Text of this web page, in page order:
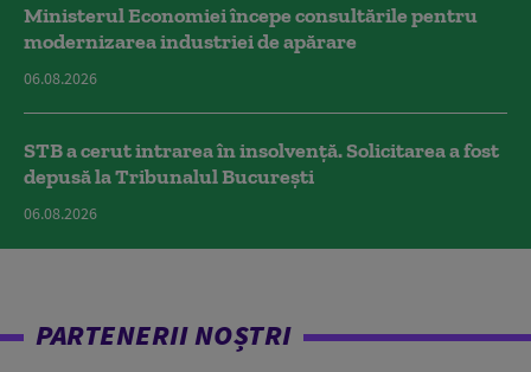
Ministerul Economiei începe consultările pentru
modernizarea industriei de apărare
06.08.2026
STB a cerut intrarea în insolvență. Solicitarea a fost
depusă la Tribunalul București
06.08.2026
PARTENERII NOȘTRI